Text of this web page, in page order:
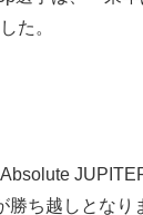
た。
Absolute
勝ち越しとなり